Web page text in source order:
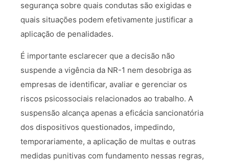
segurança sobre quais condutas são exigidas e
quais situações podem efetivamente justificar a
aplicação de penalidades.
É importante esclarecer que a decisão não
suspende a vigência da NR-1 nem desobriga as
empresas de identificar, avaliar e gerenciar os
riscos psicossociais relacionados ao trabalho. A
suspensão alcança apenas a eficácia sancionatória
dos dispositivos questionados, impedindo,
temporariamente, a aplicação de multas e outras
medidas punitivas com fundamento nessas regras,